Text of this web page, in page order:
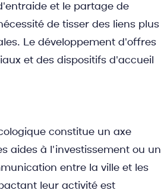
et le partage de
de tisser des liens plus
Le développement d'offres
et des dispositifs d'accueil
constitue un axe
aides à l'investissement ou un
entre la ville et les
leur activité est